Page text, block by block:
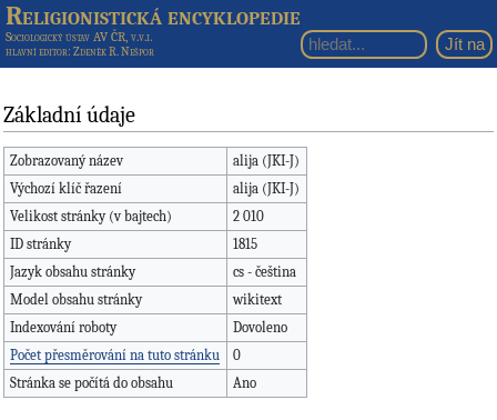
Religionistická encyklopedie
Sociologický ústav AV ČR, v.v.i.
hlavní editor: Zdeněk R. Nešpor
Základní údaje
Zobrazovaný název
alija (JKI-J)
Výchozí klíč řazení
alija (JKI-J)
Velikost stránky (v bajtech)
2 010
ID stránky
1815
Jazyk obsahu stránky
cs - čeština
Model obsahu stránky
wikitext
Indexování roboty
Dovoleno
Počet přesměrování na tuto stránku
0
Stránka se počítá do obsahu
Ano